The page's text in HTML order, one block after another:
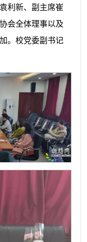
利新、副主席崔
会全体理事以及
。校党委副书记